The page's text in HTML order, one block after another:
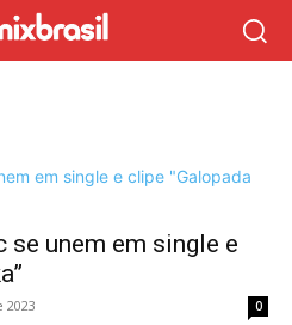
se unem em single e
2023 0